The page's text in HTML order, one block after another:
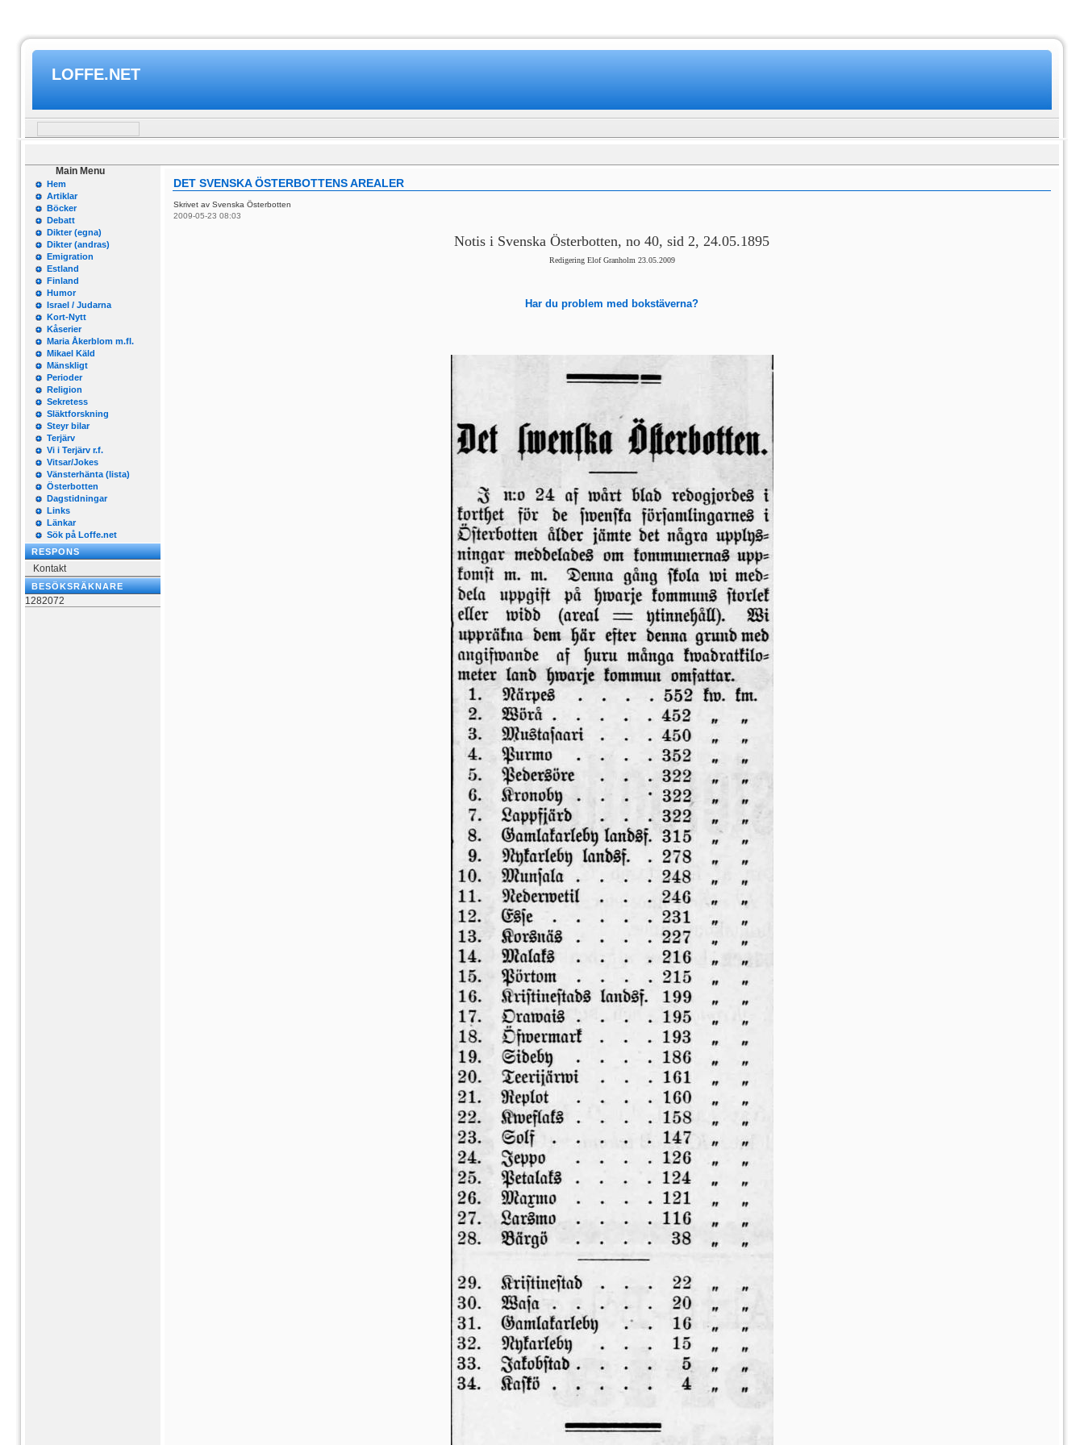
LOFFE.NET
Main Menu
Hem
Artiklar
Böcker
Debatt
Dikter (egna)
Dikter (andras)
Emigration
Estland
Finland
Humor
Israel / Judarna
Kort-Nytt
Kåserier
Maria Åkerblom m.fl.
Mikael Käld
Mänskligt
Perioder
Religion
Sekretess
Släktforskning
Steyr bilar
Terjärv
Vi i Terjärv r.f.
Vitsar/Jokes
Vänsterhänta (lista)
Österbotten
Dagstidningar
Links
Länkar
Sök på Loffe.net
RESPONS
Kontakt
BESÖKSRÄKNARE
1282072
DET SVENSKA ÖSTERBOTTENS AREALER
Skrivet av Svenska Österbotten
2009-05-23 08:03
Notis i Svenska Österbotten, no 40, sid 2, 24.05.1895
Redigering Elof Granholm 23.05.2009
Har du problem med bokstäverna?